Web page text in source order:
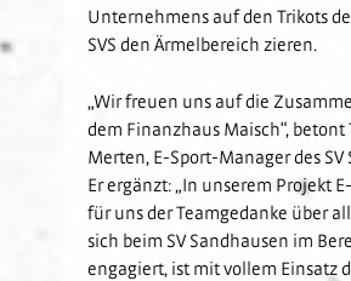
Unternehmens auf den Trikots
SVS den Ärmelbereich zieren.
„Wir freuen uns auf die
dem Finanzhaus Maisch“, betont
Merten, E-Sport-Manager des SV
Er ergänzt: „In unserem Projekt
für uns der Teamgedanke über
sich beim SV Sandhausen im
engagiert, ist mit vollem Einsatz